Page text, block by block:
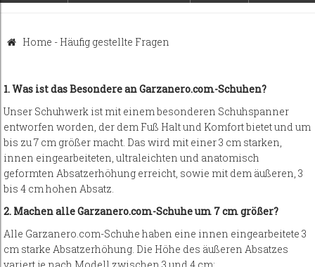
Home - Häufig gestellte Fragen
1. Was ist das Besondere an Garzanero.com-Schuhen?
Unser Schuhwerk ist mit einem besonderen Schuhspanner
entworfen worden, der dem Fuß Halt und Komfort bietet und um
bis zu 7 cm größer macht. Das wird mit einer 3 cm starken,
innen eingearbeiteten, ultraleichten und anatomisch
geformten Absatzerhöhung erreicht, sowie mit dem äußeren, 3
bis 4 cm hohen Absatz.
2. Machen alle Garzanero.com-Schuhe um 7 cm größer?
Alle Garzanero.com-Schuhe haben eine innen eingearbeitete 3
cm starke Absatzerhöhung. Die Höhe des äußeren Absatzes